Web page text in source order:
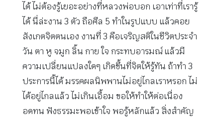
ได้ ไม่ต้องรู้เยอะอย่างที่หลวงพ่อบอก เอาเท่าที่เรารู้
ได้ นี่ล่ะงาน 3 ตัว ถือศีล 5 ทำในรูปแบบ แล้วคอย
สังเกตจิตตนเอง งานที่ 3 คือเจริญสติในชีวิตประจำ
วัน ตา หู จมูก ลิ้น กาย ใจ กระทบอารมณ์ แล้วมี
ความเปลี่ยนแปลงใดๆ เกิดขึ้นที่จิตให้รู้ทัน ถ้าทำ 3
ประการนี้ได้ มรรคผลนิพพานไม่อยู่ไกลเราหรอก ไม่
ได้อยู่ไกลแล้ว ไม่เกินเอื้อม ขอให้ทำให้ต่อเนื่อง
อดทน ฟังธรรมะพอเข้าใจ พอรู้หลักแล้ว สิ่งสำคัญ